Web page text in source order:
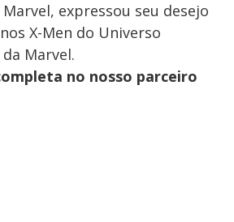
expressou seu desejo
X-Men do Universo
Marvel.
no nosso parceiro